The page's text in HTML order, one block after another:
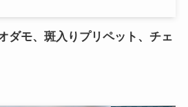
ダモ、斑入りプリペット、チェ